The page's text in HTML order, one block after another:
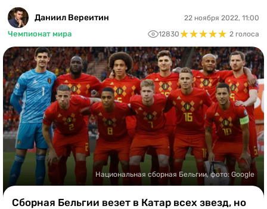
Франция
Украина
ЛЧ
ЛЕ
ЧЕ-2028
Букмекеры
Казино
Даниил Вереитин
Чемпионат мира
22 ноября 2022, 11:00
12830★★★★★
★★★★★ 2 голоса
Национальная сборная Бельгии, фото: Google
Сборная Бельгии везет в Катар всех звезд, но